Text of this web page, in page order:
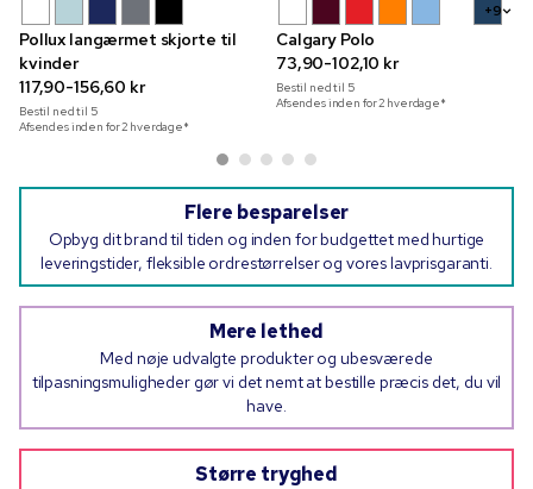
Pollux langærmet skjorte til
kvinder
117,90-156,60 kr
Bestil ned til 5
Afsendes inden for 2 hverdage*
+9
Calgary Polo
73,90-102,10 kr
Bestil ned til 5
Afsendes inden for 2 hverdage*
Flere besparelser
Opbyg dit brand til tiden og inden for budgettet med hurtige
leveringstider, fleksible ordrestørrelser og vores lavprisgaranti.
Mere lethed
Med nøje udvalgte produkter og ubesværede
tilpasningsmuligheder gør vi det nemt at bestille præcis det, du vil
have.
Større tryghed